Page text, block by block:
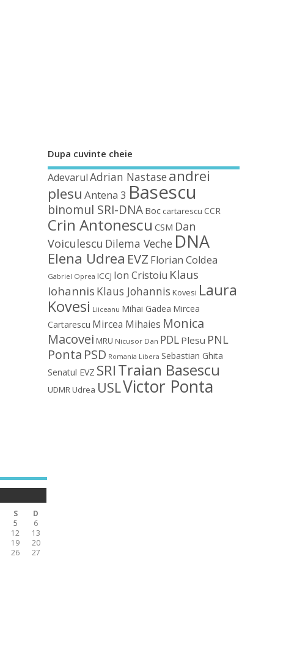
Dupa cuvinte cheie
Adevarul Adrian Nastaseandrei
plesu Antena 3 Basescu
binomul SRI-DNA Boc cartarescu CCR
Crin Antonescu CSM Dan
Voiculescu Dilema Veche DNA
Elena Udrea EVZ Florian Coldea
Gabriel Oprea ICCJ Ion Cristoiu Klaus
Iohannis Klaus Johannis Kovesi Laura
Kovesi Liiceanu Mihai Gadea Mircea
Cartarescu Mircea Mihaies Monica
Macovei MRU Nicusor Dan PDL Plesu PNL
Ponta PSD Romania Libera Sebastian Ghita
Senatul EVZ SRITraian Basescu
UDMRUdrea USLVictor Ponta
S
D
5
6
12
13
19
20
26
27